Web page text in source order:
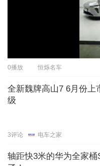
0播放 恒烁名车
全新魏牌高山7 6月份上
级
3评论 电车之家
轴距快3米的华为全家